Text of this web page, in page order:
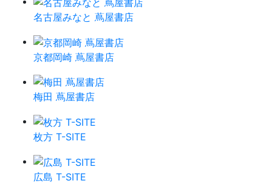
名古屋みなと 蔦屋書店
京都岡崎 蔦屋書店
梅田 蔦屋書店
枚方 T-SITE
広島 T-SITE